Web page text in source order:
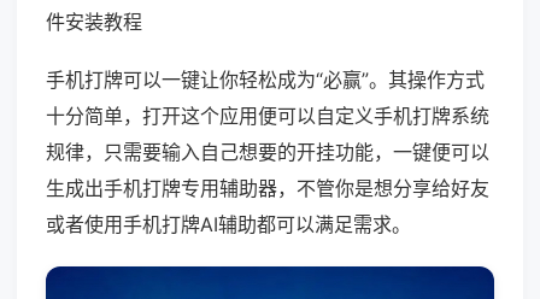
件安装教程
手机打牌可以一键让你轻松成为“必赢”。其操作方式
十分简单，打开这个应用便可以自定义手机打牌系统
规律，只需要输入自己想要的开挂功能，一键便可以
生成出手机打牌专用辅助器，不管你是想分享给好友
或者使用手机打牌AI辅助都可以满足需求。